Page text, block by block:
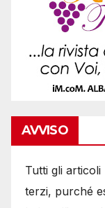
AVVISO
Tutti gli
terzi, purché